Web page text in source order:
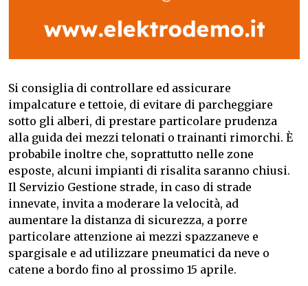
Si consiglia di controllare ed assicurare
impalcature e tettoie, di evitare di parcheggiare
sotto gli alberi, di prestare particolare prudenza
alla guida dei mezzi telonati o trainanti rimorchi. È
probabile inoltre che, soprattutto nelle zone
esposte, alcuni impianti di risalita saranno chiusi.
Il Servizio Gestione strade, in caso di strade
innevate, invita a moderare la velocità, ad
aumentare la distanza di sicurezza, a porre
particolare attenzione ai mezzi spazzaneve e
spargisale e ad utilizzare pneumatici da neve o
catene a bordo fino al prossimo 15 aprile.